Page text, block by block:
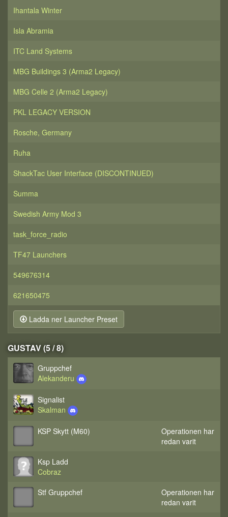
Ihantala Winter
Isla Abramia
ITC Land Systems
MBG Buildings 3 (Arma2 Legacy)
MBG Celle 2 (Arma2 Legacy)
PKL LEGACY VERSION
Rosche, Germany
Ruha
ShackTac User Interface (DISCONTINUED)
Summa
Swedish Army Mod 3
task_force_radio
TF47 Launchers
549676314
621650475
Ladda ner Launcher Preset
GUSTAV (5 / 8)
Gruppchef
Alekanderu
Signalist
Skalman
KSP Skytt (M60)
Operationen har
redan varit
Ksp Ladd
Cobraz
Stf Gruppchef
Operationen har
redan varit